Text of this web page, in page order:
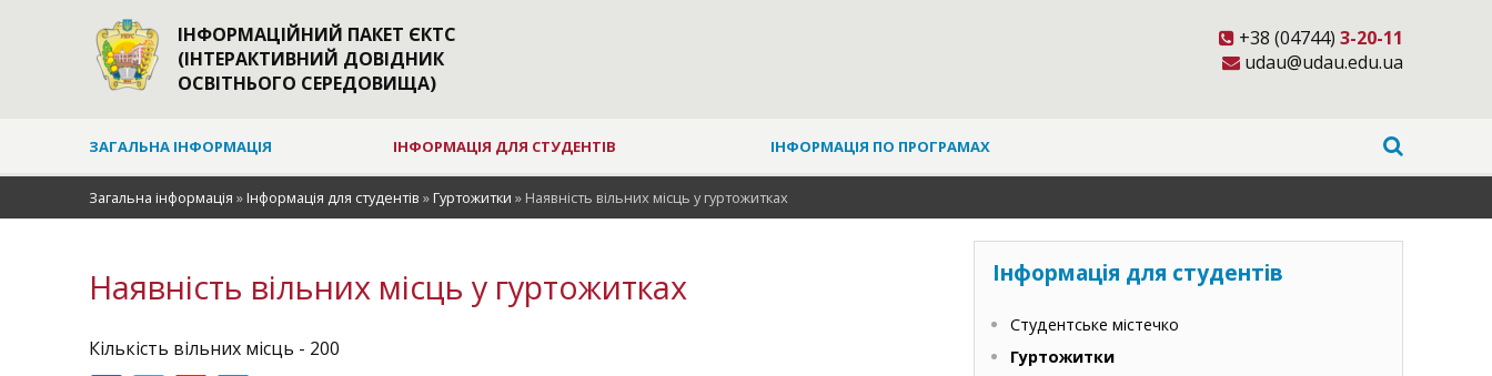
ІНФОРМАЦІЙНИЙ ПАКЕТ ЄКТС
(ІНТЕРАКТИВНИЙ ДОВІДНИК
ОСВІТНЬОГО СЕРЕДОВИЩА)
+38 (04744) 3-20-11
udau@udau.edu.ua
ЗАГАЛЬНА ІНФОРМАЦІЯ ІНФОРМАЦІЯ ДЛЯ СТУДЕНТІВ ІНФОРМАЦІЯ ПО ПРОГРАМАХ
Загальна інформація »Інформація для студентів »Гуртожитки » Наявність вільних місць у гуртожитках
Наявність вільних місць у гуртожитках
Кількість вільних місць - 200
Інформація для студентів
Студентське містечко
Гуртожитки